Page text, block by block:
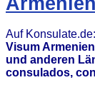
Auf Konsulate.de:
Visum Armenien
und anderen
consulados,